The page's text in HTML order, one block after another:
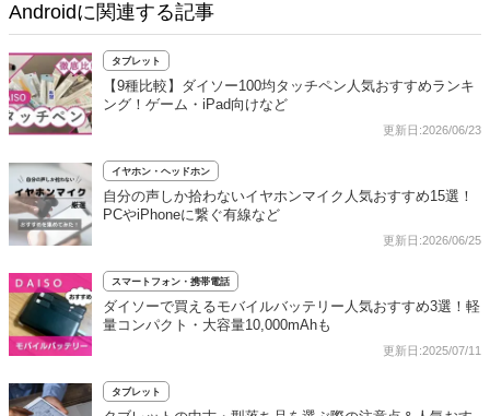
Androidに関連する記事
タブレット
【9種比較】ダイソー100均タッチペン人気おすすめランキ
ング！ゲーム・iPad向けなど
更新日:2026/06/23
イヤホン・ヘッドホン
自分の声しか拾わないイヤホンマイク人気おすすめ15選！
PCやiPhoneに繋ぐ有線など
更新日:2026/06/25
スマートフォン・携帯電話
ダイソーで買えるモバイルバッテリー人気おすすめ3選！軽
量コンパクト・大容量10,000mAhも
更新日:2025/07/11
タブレット